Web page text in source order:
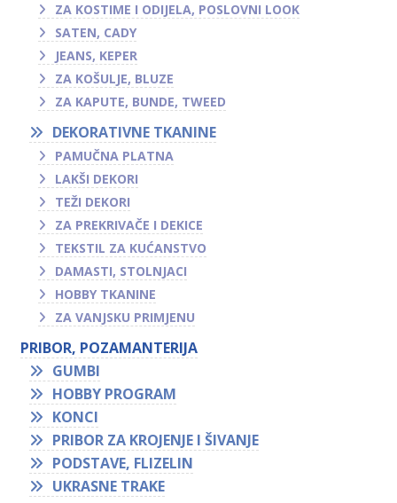
ZA KOSTIME I ODIJELA, POSLOVNI LOOK
SATEN, CADY
JEANS, KEPER
ZA KOŠULJE, BLUZE
ZA KAPUTE, BUNDE, TWEED
DEKORATIVNE TKANINE
PAMUČNA PLATNA
LAKŠI DEKORI
TEŽI DEKORI
ZA PREKRIVAČE I DEKICE
TEKSTIL ZA KUĆANSTVO
DAMASTI, STOLNJACI
HOBBY TKANINE
ZA VANJSKU PRIMJENU
PRIBOR, POZAMANTERIJA
GUMBI
HOBBY PROGRAM
KONCI
PRIBOR ZA KROJENJE I ŠIVANJE
PODSTAVE, FLIZELIN
UKRASNE TRAKE